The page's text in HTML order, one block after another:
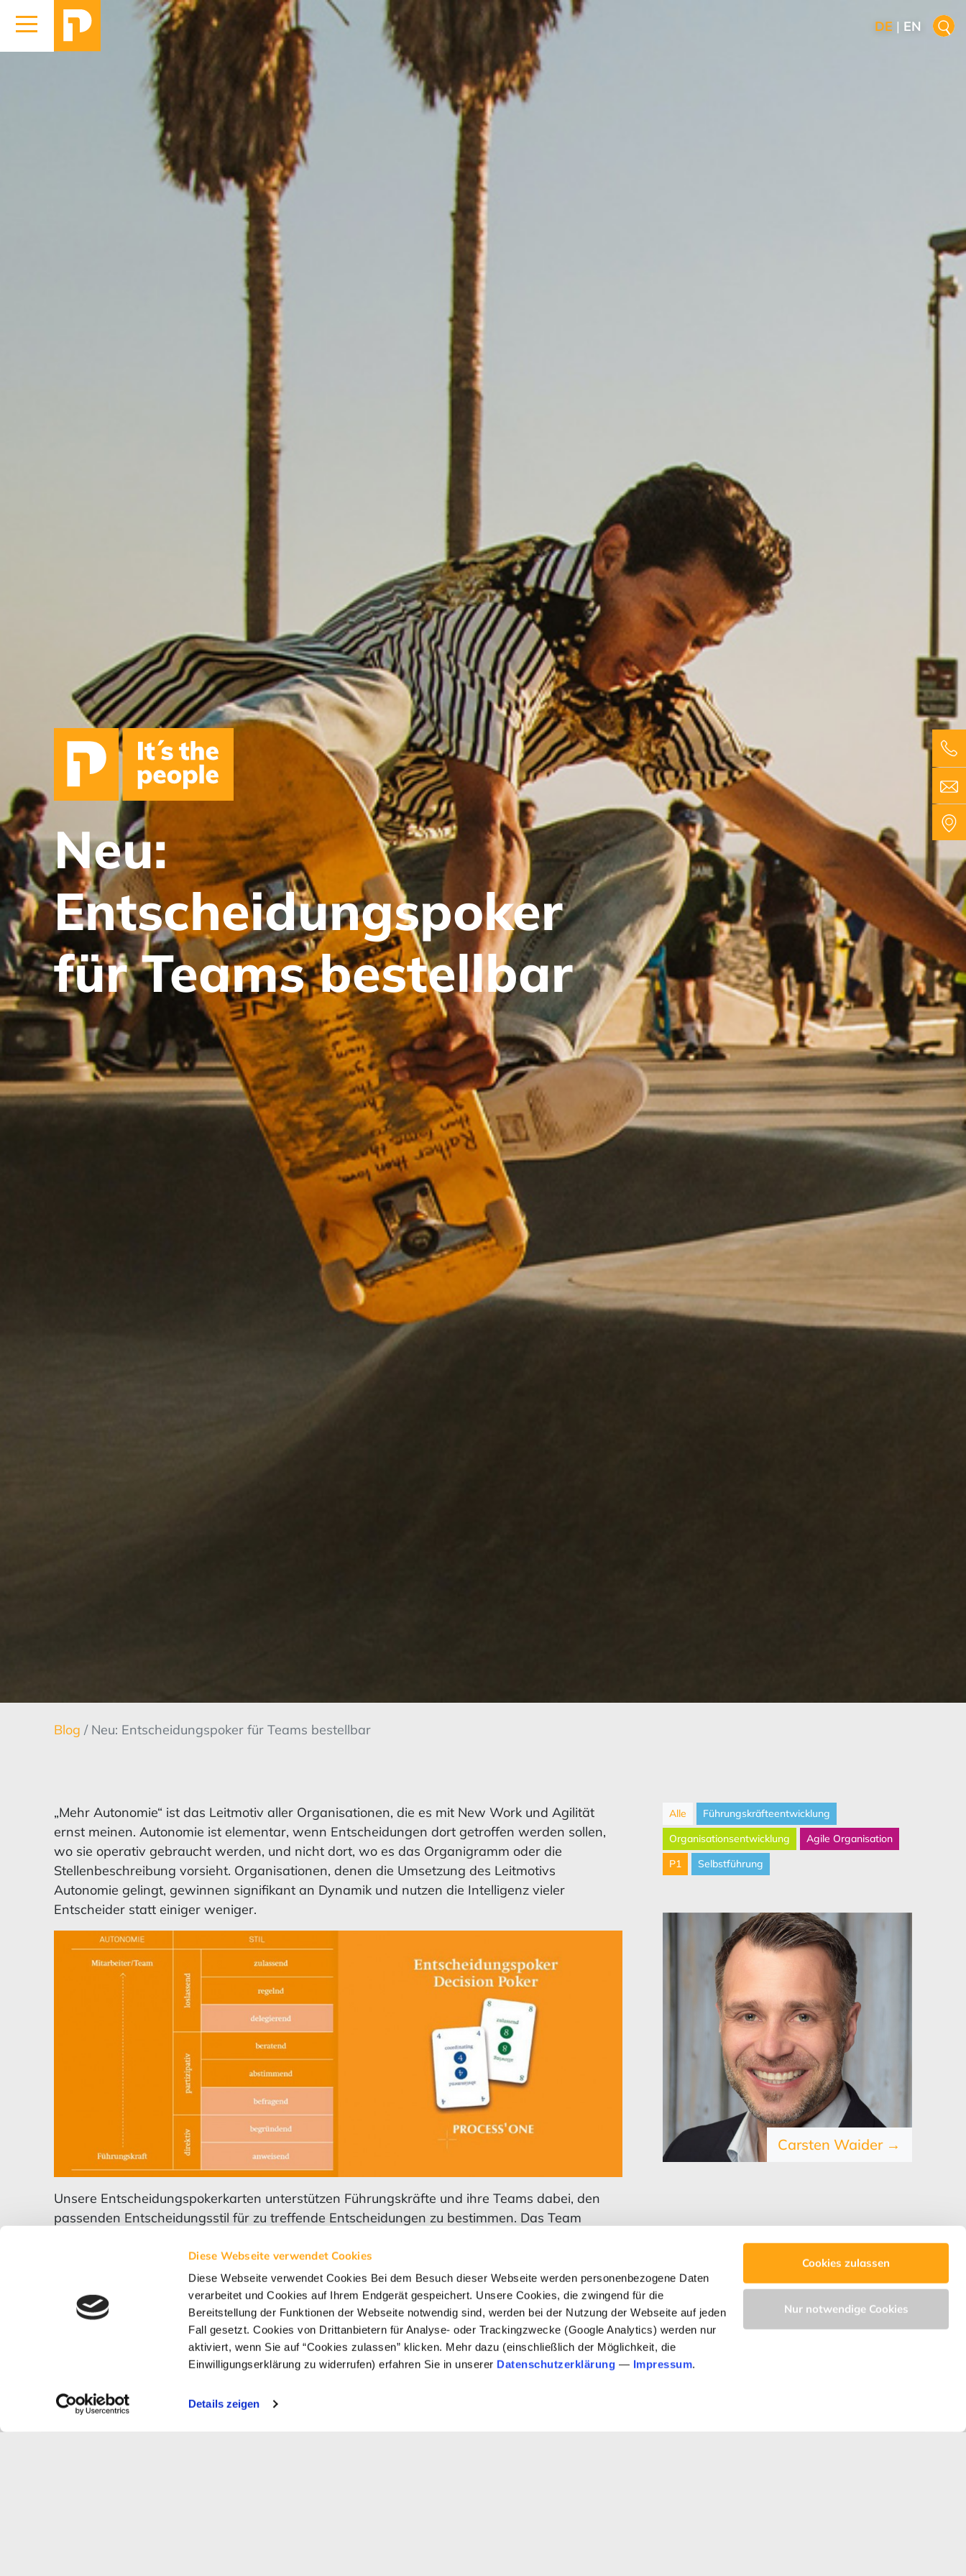
Diese Webseite verwendet Cookies
Diese Webseite verwendet Cookies Bei dem Besuch dieser Webseite werden personenbezogene Daten
verarbeitet und Cookies auf Ihrem Endgerät gespeichert. Unsere Cookies, die zwingend für die
Bereitstellung der Funktionen der Webseite notwendig sind, werden bei der Nutzung der Webseite auf jeden
Fall gesetzt. Cookies von Drittanbietern für Analyse- oder Trackingzwecke (Google Analytics) werden nur
aktiviert, wenn Sie auf “Cookies zulassen” klicken. Mehr dazu (einschließlich der Möglichkeit, die
Einwilligungserklärung zu widerrufen) erfahren Sie in unserer Datenschutzerklärung — Impressum.
Details zeigen
Cookies zulassen
Nur notwendige Cookies
DE | EN
Neu:
Entscheidungspoker
für Teams bestellbar
Blog/ Neu: Entscheidungspoker für Teams bestellbar
„Mehr Autonomie“ ist das Leitmotiv aller Organisationen, die es mit New Work und Agilität
ernst meinen. Autonomie ist elementar, wenn Entscheidungen dort getroffen werden sollen,
wo sie operativ gebraucht werden, und nicht dort, wo es das Organigramm oder die
Stellenbeschreibung vorsieht. Organisationen, denen die Umsetzung des Leitmotivs
Autonomie gelingt, gewinnen signifikant an Dynamik und nutzen die Intelligenz vieler
Entscheider statt einiger weniger.
Unsere Entscheidungspokerkarten unterstützen Führungskräfte und ihre Teams dabei, den
passenden Entscheidungsstil für zu treffende Entscheidungen zu bestimmen. Das Team
Autonomie bzw. Verantwortung es ausgestattet werden möchte.
So kommen Sie in kürzester Zeit zu einem guten gemeinsamen Verständnis über Freiheits-
und Verantwortungsgrade. Dazu können Sie auf unserer Homepage die neu entwickelten
Entscheidungspokerkartenbestellen.
; Veröffentlicht am 01.10.2018 von Carsten Waider
Weniger als eine
Alle
Führungskräfteentwicklung
Organisationsentwicklung
Agile Organisation
P1
Selbstführung
Carsten Waider →